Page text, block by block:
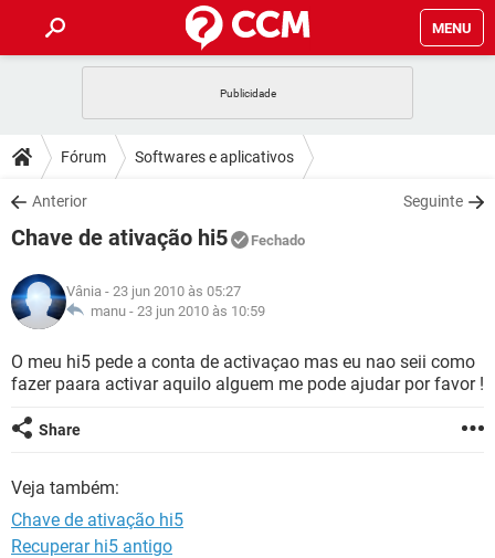
MENU
CELULAR FACEBOOK
OUTLOOK
INSTAGRAM GMAIL
GUIA DE COMPRAS
DICAS
JOGOS WHATSAPP
INSTAGRAM
GUIA DE COMPRAS
DOWNLOADS
JOGOS WHATSAPP
CELULAR
OUTLOOK EXCEL
INSTAGRAM
GUIA DE COMPRAS
JOGOS
CELULAR
OUTLOOK EXCEL
GLOSSÁRIO
CELULAR FACEBOOK
OUTLOOK
GUIA DE COMPRAS
Fórum Softwares e aplicativos
Anterior Seguinte
Chave de ativação hi5 Fechado
Vânia - 23 jun 2010 às 05:27
manu - 23 jun 2010 às 10:59
O meu hi5 pede a conta de activaçao mas eu nao seii como
fazer paara activar aquilo alguem me pode ajudar por favor !
Share
Veja também:
Chave de ativação hi5
Recuperar hi5 antigo